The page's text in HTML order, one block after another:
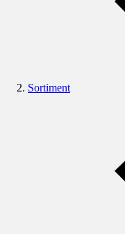
Sortiment